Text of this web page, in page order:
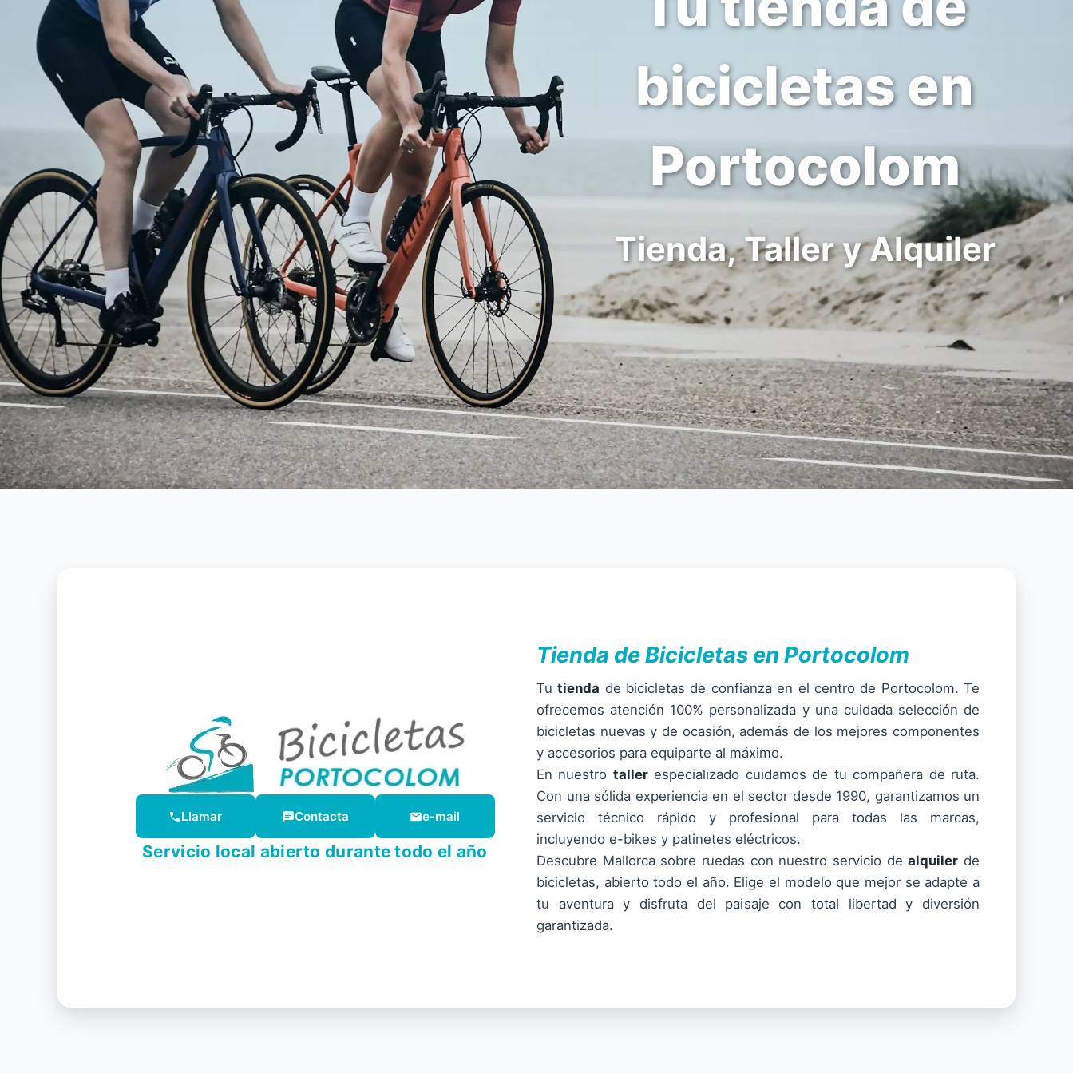
bicicletas en
Portocolom
Tienda, Taller y Alquiler
Llamar Contacta e-mail
Servicio local abierto durante todo el año
Tienda de Bicicletas en Portocolom
Tutienda de bicicletas de confianza en el centro de Portocolom. Te
ofrecemos atención 100% personalizada y una cuidada selección de
bicicletas nuevas y de ocasión, además de los mejores componentes
y accesorios para equiparte al máximo.
En nuestro tallerespecializado cuidamos de tu compañera de ruta.
Con una sólida experiencia en el sector desde 1990, garantizamos un
servicio técnico rápido y profesional para todas las marcas,
incluyendo e-bikes y patinetes eléctricos.
Descubre Mallorca sobre ruedas con nuestro servicio dealquiler de
bicicletas, abierto todo el año. Elige el modelo que mejor se adapte a
tu aventura y disfruta del paisaje con total libertad y diversión
garantizada.